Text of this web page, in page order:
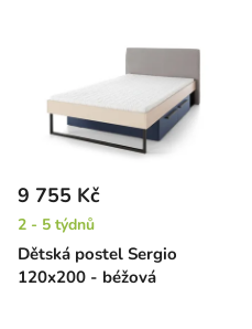
Dětská postel Sergio
120x200 - béžová
9 755 Kč
2 - 5 týdnů